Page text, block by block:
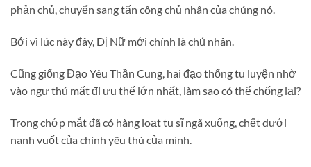
phản chủ, chuyển sang tấn công chủ nhân của chúng nó.
Bởi vì lúc này đây, Dị Nữ mới chính là chủ nhân.
Cũng giống Đạo Yêu Thần Cung, hai đạo thống tu luyện nhờ
vào ngự thú mất đi ưu thế lớn nhất, làm sao có thể chống lại?
Trong chớp mắt đã có hàng loạt tu sĩ ngã xuống, chết dưới
nanh vuốt của chính yêu thú của mình.